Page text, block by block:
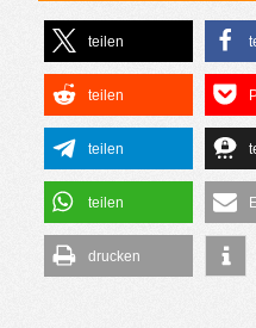
teilen
teilen
teilen
teilen
drucken